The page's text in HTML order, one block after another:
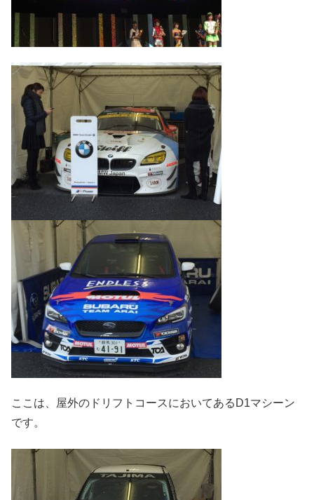
ここは、屋外のドリフトコースにおいてあるD1マシーン
です。